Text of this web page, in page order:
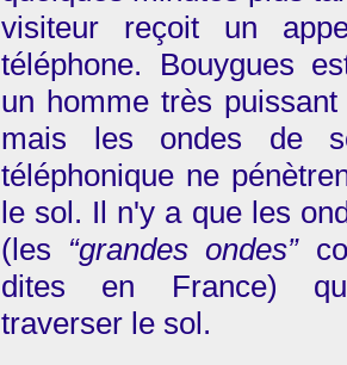
visiteur reçoit un
téléphone. Bouygues
un homme très
mais les ondes de
téléphonique ne
le sol. Il n'y a que les
(les “grandes ondes”
dites en France)
traverser le sol.